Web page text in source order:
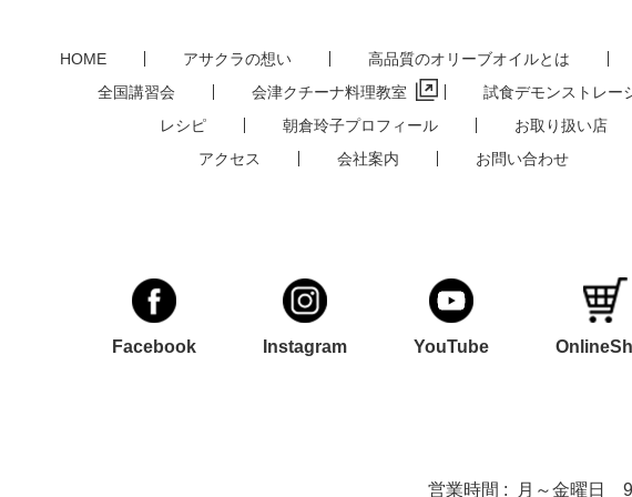
HOME アサクラの想い 高品質のオリーブオイルとは
全国講習会
会津クチーナ料理教室
試食デモンストレー
レシピ
朝倉玲子プロフィール
お取り扱い店
アクセス
会社案内 お問い合わせ
Facebook Instagram YouTube
営業時間 : 月～金曜日